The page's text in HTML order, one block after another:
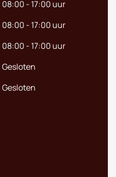
08:00 - 17:00 uur
08:00 - 17:00 uur
08:00 - 17:00 uur
Gesloten
Gesloten